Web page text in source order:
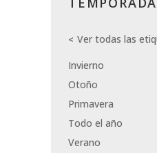
Ver todas las
Invierno
Otoño
Primavera
Todo el año
Verano